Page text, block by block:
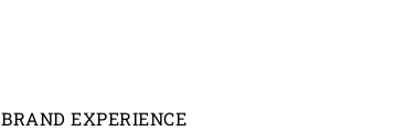
BRAND EXPERIENCE